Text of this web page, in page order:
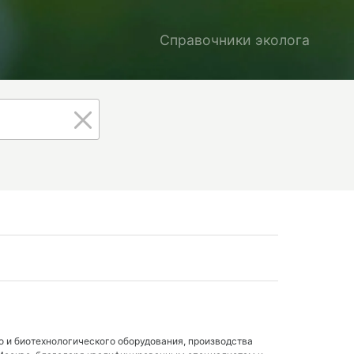
Справочники эколога
биотехнологического оборудования, производства